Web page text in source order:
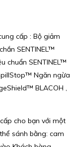
cấp : Bộ giảm
SENTINEL™
chuẩn SENTINEL™
Ngăn ngừa
BLACOH ,
cho bạn với một
sánh bằng: cam